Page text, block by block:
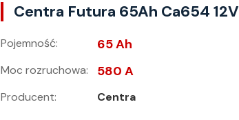
Centra Futura 65Ah Ca654
Pojemność: 65 Ah
Moc rozruchowa: 580 A
Producent: Centra